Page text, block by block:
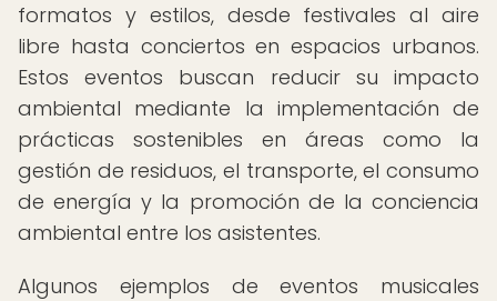
formatos y estilos, desde festivales al aire
libre hasta conciertos en espacios urbanos.
Estos eventos buscan reducir su impacto
ambiental mediante la implementación de
prácticas sostenibles en áreas como la
gestión de residuos, el transporte, el consumo
de energía y la promoción de la conciencia
ambiental entre los asistentes.
Algunos ejemplos de eventos musicales